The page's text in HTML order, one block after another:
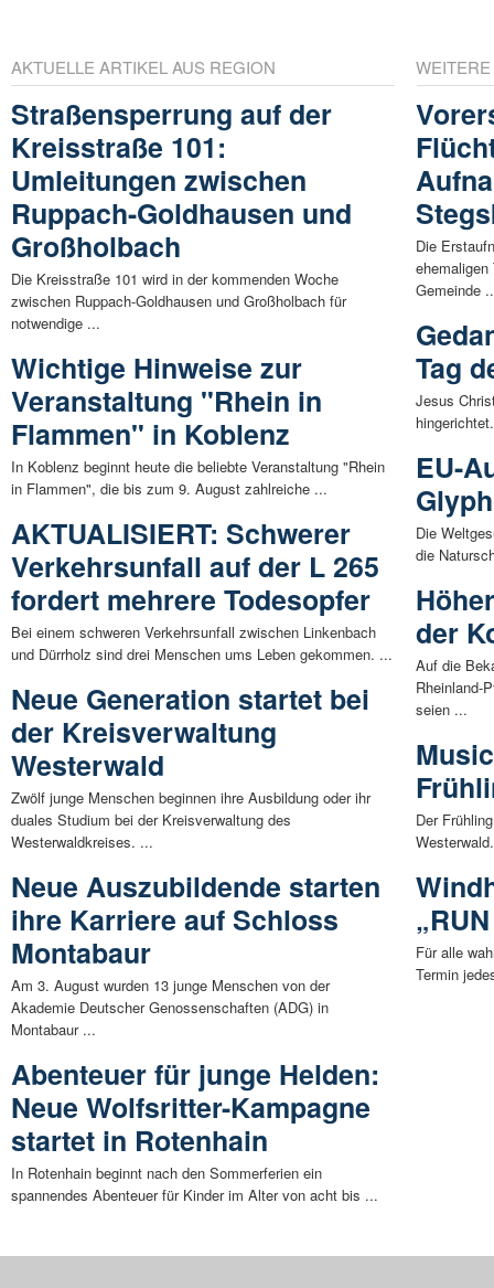
AKTUELLE ARTIKEL AUS REGION
Straßensperrung auf der
Kreisstraße 101:
Umleitungen zwischen
Ruppach-Goldhausen und
Großholbach
Die Kreisstraße 101 wird in der kommenden Woche
zwischen Ruppach-Goldhausen und Großholbach für
notwendige ...
Wichtige Hinweise zur
Veranstaltung "Rhein in
Flammen" in Koblenz
In Koblenz beginnt heute die beliebte Veranstaltung "Rhein
in Flammen", die bis zum 9. August zahlreiche ...
AKTUALISIERT: Schwerer
Verkehrsunfall auf der L 265
fordert mehrere Todesopfer
Bei einem schweren Verkehrsunfall zwischen Linkenbach
und Dürrholz sind drei Menschen ums Leben gekommen. ...
Neue Generation startet bei
der Kreisverwaltung
Westerwald
Zwölf junge Menschen beginnen ihre Ausbildung oder ihr
duales Studium bei der Kreisverwaltung des
Westerwaldkreises. ...
Neue Auszubildende starten
ihre Karriere auf Schloss
Montabaur
Am 3. August wurden 13 junge Menschen von der
Akademie Deutscher Genossenschaften (ADG) in
Montabaur ...
Abenteuer für junge Helden:
Neue Wolfsritter-Kampagne
startet in Rotenhain
In Rotenhain beginnt nach den Sommerferien ein
spannendes Abenteuer für Kinder im Alter von acht bis ...
Die
Gemeinde
Tag
Jesus
EU-
Die
die
der
Auf die
Rheinland-
seien ...
Der
Für alle
Termin